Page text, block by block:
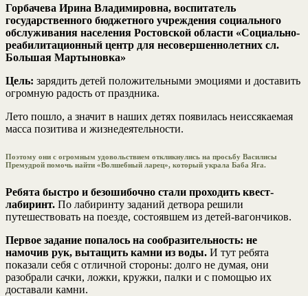
Горбачева Ирина Владимировна, воспитатель
государственного бюджетного учреждения социального
обслуживания населения Ростовской области «Социально-
реабилитационный центр для несовершеннолетних сл.
Большая Мартыновка»
Цель: зарядить детей положительными эмоциями и доставить
огромную радость от праздника.
Лето пошло, а значит в наших детях появилась неиссякаемая
масса позитива и жизнедеятельности.
Поэтому они с огромным удовольствием откликнулись на просьбу Василисы
Премудрой помочь найти «Волшебный ларец», который украла Баба Яга.
Ребята быстро и безошибочно стали проходить квест-
лабиринт. По лабиринту заданий детвора решили
путешествовать на поезде, состоявшем из детей-вагончиков.
Первое задание попалось на сообразительность: не
намочив рук, вытащить камни из воды. И тут ребята
показали себя с отличной стороны: долго не думая, они
разобрали сачки, ложки, кружки, палки и с помощью их
доставали камни.